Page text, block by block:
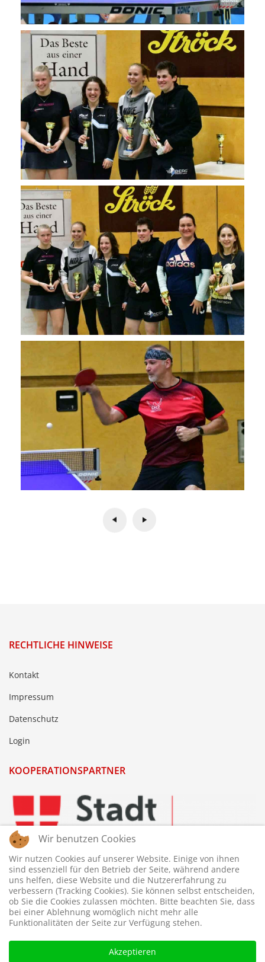
RECHTLICHE HINWEISE
Kontakt
Impressum
Datenschutz
Login
KOOPERATIONSPARTNER
Wir benutzen Cookies
Wir nutzen Cookies auf unserer Website. Einige von ihnen
sind essenziell für den Betrieb der Seite, während andere
uns helfen, diese Website und die Nutzererfahrung zu
verbessern (Tracking Cookies). Sie können selbst entscheiden,
ob Sie die Cookies zulassen möchten. Bitte beachten Sie, dass
bei einer Ablehnung womöglich nicht mehr alle
Funktionalitäten der Seite zur Verfügung stehen.
Akzeptieren